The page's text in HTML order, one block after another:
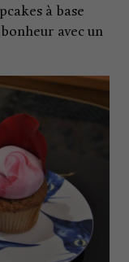
à base
avec un